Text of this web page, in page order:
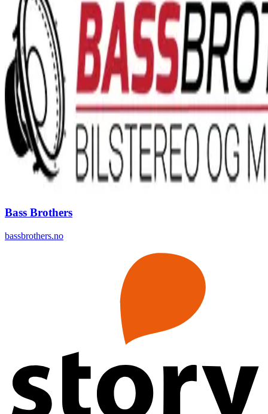
Bass Brothers
bassbrothers.no